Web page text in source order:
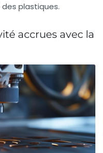
plastiques.
accrues avec la